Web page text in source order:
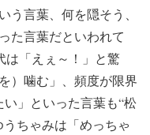
う言葉、何を隠そう、
た言葉だといわれて
は「えぇ～！」と驚
）噛む」、頻度が限界
」といった言葉も“松
ちゃみは「めっちゃ